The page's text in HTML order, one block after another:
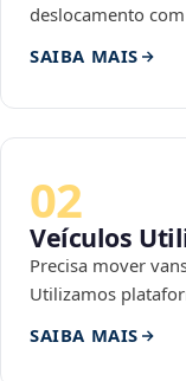
deslocamento
SAIBA MAIS
02
Veículos
Precisa mover
Utilizamos
SAIBA MAIS